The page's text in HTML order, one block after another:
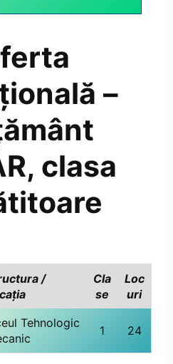
–
clasa
/
Cla
se
Loc
uri
Tehnologic
1 24